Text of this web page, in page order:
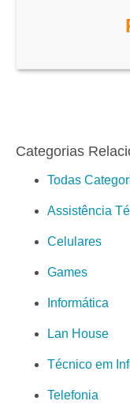
Categorias
Todas
Assistência
Celulares
Games
Informática
Lan House
Técnico em
Telefonia